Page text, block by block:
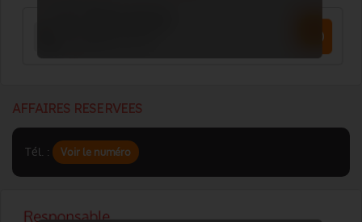
AFFAIRES RESERVEES
Tél. : Voir le numéro